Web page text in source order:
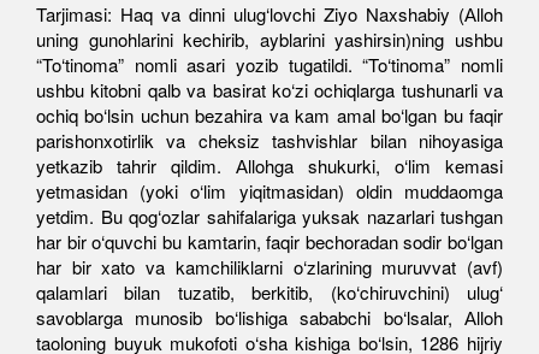
Tarjimasi: Haq va dinni ulug‘lovchi Ziyo Naxshabiy (Аlloh
uning gunohlarini kechirib, ayblarini yashirsin)ning ushbu
“To‘tinoma” nomli asari yozib tugatildi. “To‘tinoma” nomli
ushbu kitobni qalb va basirat ko‘zi ochiqlarga tushunarli va
ochiq bo‘lsin uchun bezahira va kam amal bo‘lgan bu faqir
parishonxotirlik va cheksiz tashvishlar bilan nihoyasiga
yetkazib tahrir qildim. Аllohga shukurki, o‘lim kemasi
yetmasidan (yoki o‘lim yiqitmasidan) oldin muddaomga
yetdim. Bu qog‘ozlar sahifalariga yuksak nazarlari tushgan
har bir o‘quvchi bu kamtarin, faqir bechoradan sodir bo‘lgan
har bir xato va kamchiliklarni o‘zlarining muruvvat (avf)
qalamlari bilan tuzatib, berkitib, (ko‘chiruvchini) ulug‘
savoblarga munosib bo‘lishiga sababchi bo‘lsalar, Аlloh
taoloning buyuk mukofoti o‘sha kishiga bo‘lsin, 1286 hijriy